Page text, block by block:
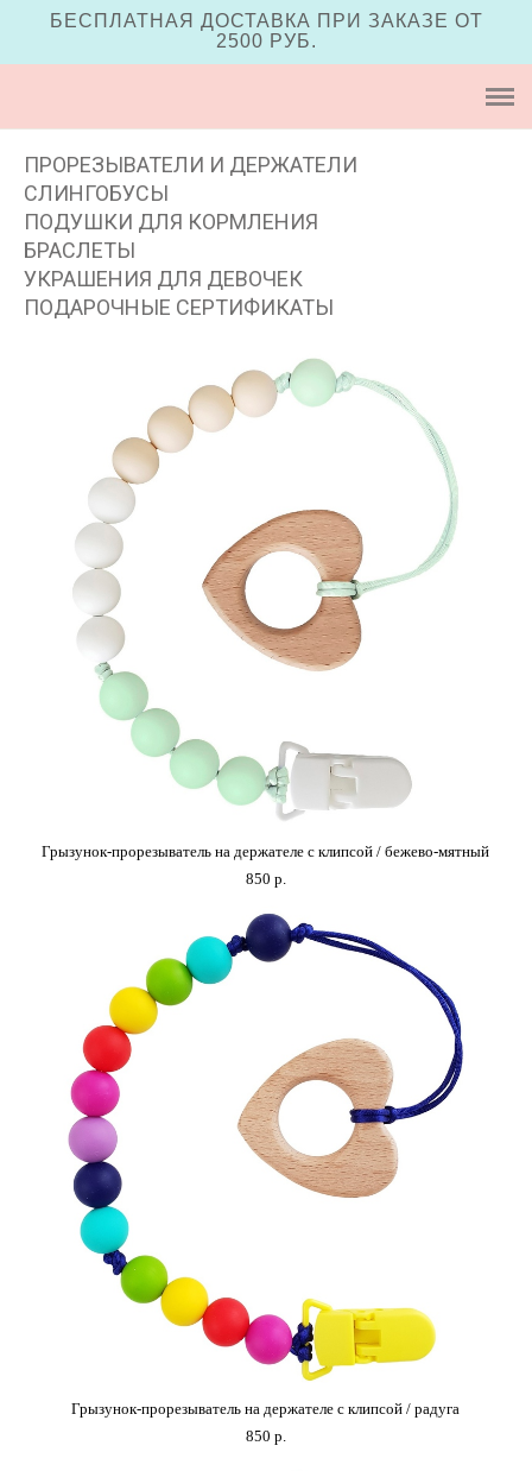
БЕСПЛАТНАЯ ДОСТАВКА ПРИ ЗАКАЗЕ ОТ
2500 РУБ.
Блог
Оплата и доставка
Где купить
Корзина(0)
ПРОРЕЗЫВАТЕЛИ И ДЕРЖАТЕЛИ
СЛИНГОБУСЫ
ПОДУШКИ ДЛЯ КОРМЛЕНИЯ
БРАСЛЕТЫ
УКРАШЕНИЯ ДЛЯ ДЕВОЧЕК
ПОДАРОЧНЫЕ СЕРТИФИКАТЫ
Грызунок-прорезыватель на держателе с клипсой / бежево-мятный
850 p.
Грызунок-прорезыватель на держателе с клипсой / радуга
850 p.